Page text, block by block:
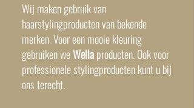
Wij maken gebruik van
haarstylingproducten van bekende
merken. Voor een mooie kleuring
gebruiken weWellaproducten. Ook voor
professionele stylingproducten kunt u bij
ons terecht.